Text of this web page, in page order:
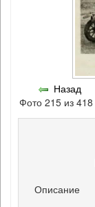
Назад
Фото 215 из 418
Описание